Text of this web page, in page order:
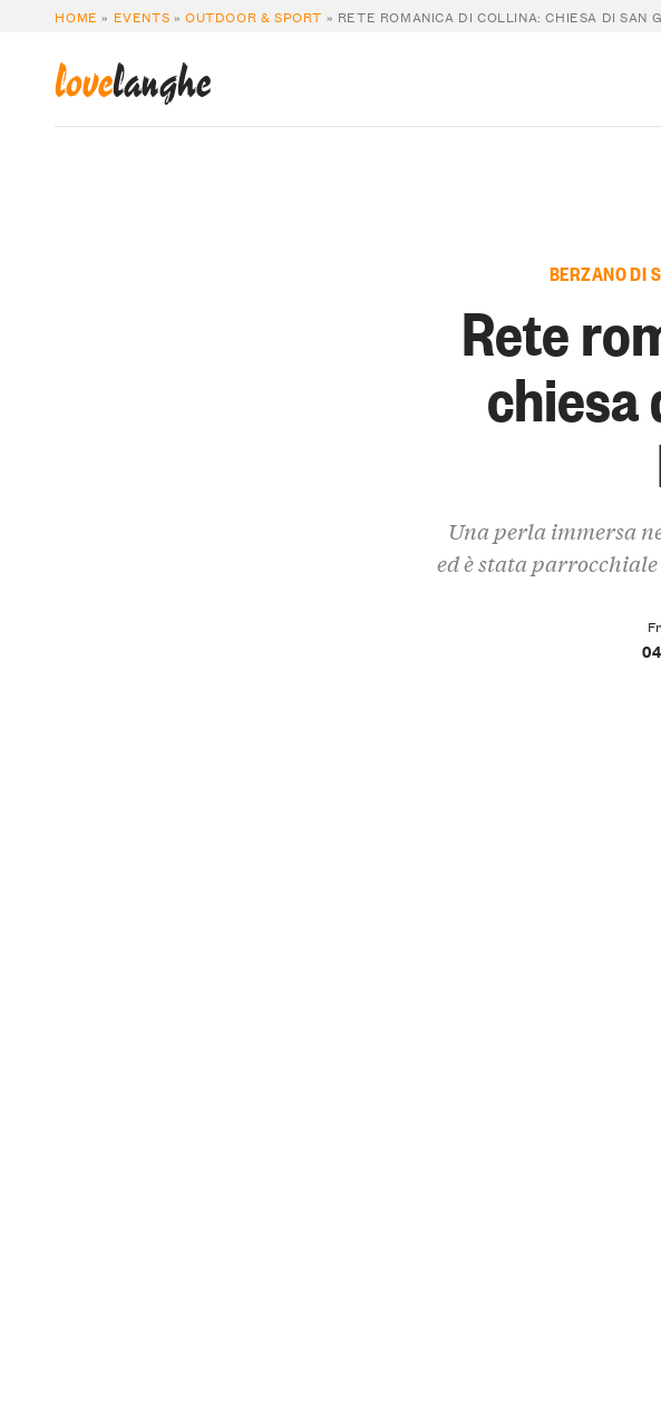
HOME » EVENTS »OUTDOOR & SPORT » RETE ROMANICA DI COLLINA: CHIESA DI SAN
lovelanghe
BERZANO DI
Rete
chiesa
Una perla immersa
ed è stata